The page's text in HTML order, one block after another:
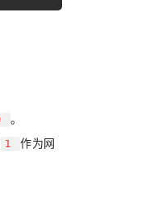
。
1
作为网